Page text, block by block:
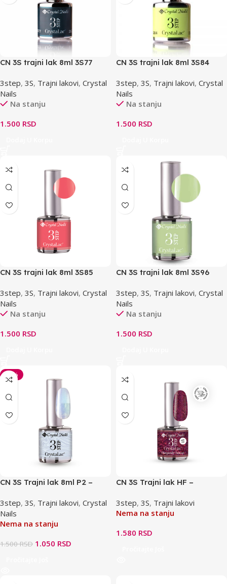
CN 3S trajni lak 8ml 3S77
3step, 3S, Trajni lakovi, Crystal
Nails
Na stanju
1.500 RSD
CN 3S trajni lak 8ml 3S84
3step, 3S, Trajni lakovi, Crystal
Nails
Na stanju
1.500 RSD
CN 3S trajni lak 8ml 3S85
3step, 3S, Trajni lakovi, Crystal
Nails
Na stanju
1.500 RSD
CN 3S trajni lak 8ml 3S96
3step, 3S, Trajni lakovi, Crystal
Nails
Na stanju
1.500 RSD
-30%
CN 3S Trajni lak 8ml P2 –
3step, 3S, Trajni lakovi, Crystal
Nails
Nema na stanju
1.500RSD 1.050 RSD
CN 3S Trajni lak HF –
3step, 3S, Trajni lakovi
Nema na stanju
1.580 RSD